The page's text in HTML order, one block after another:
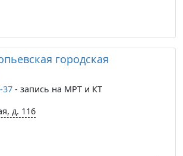
городская
37 - запись на МРТ и КТ
д. 116